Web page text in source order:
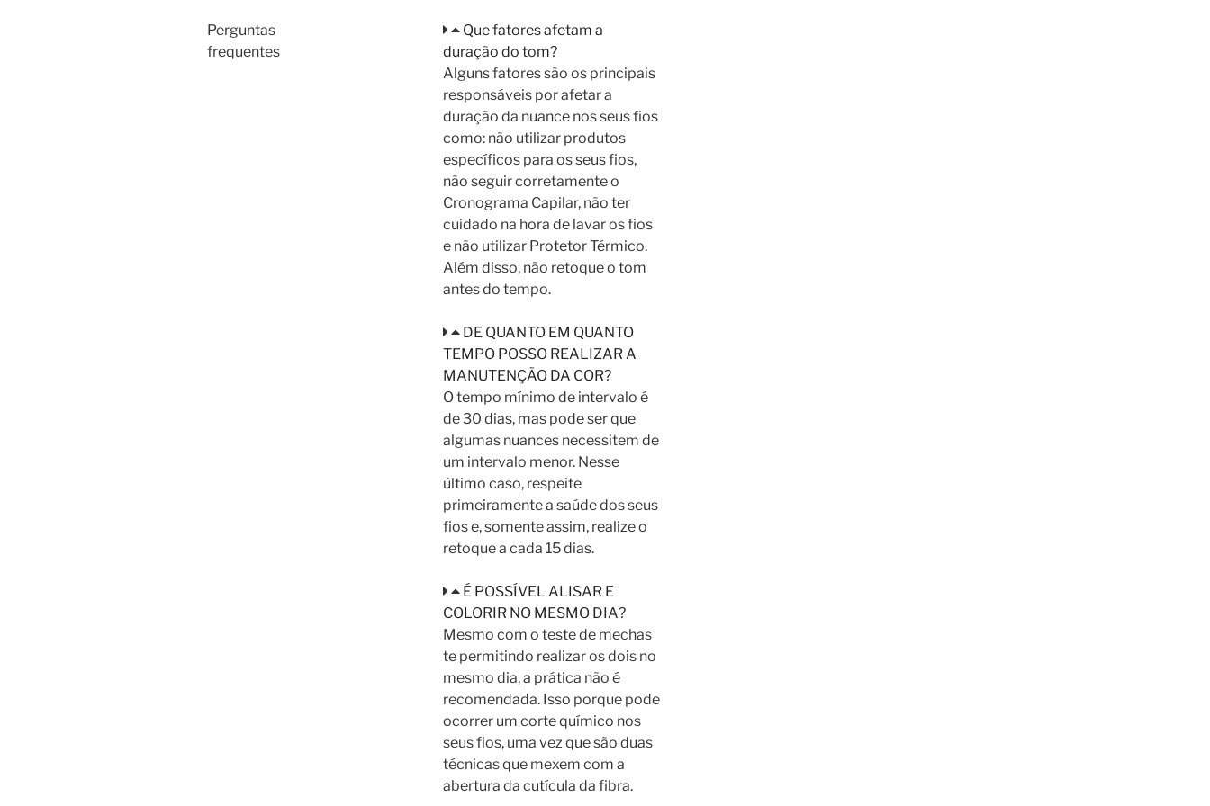
Perguntas
frequentes
Que fatores afetam a
duração do tom?
Alguns fatores são os principais
responsáveis por afetar a
duração da nuance nos seus fios
como: não utilizar produtos
específicos para os seus fios,
não seguir corretamente o
Cronograma Capilar, não ter
cuidado na hora de lavar os fios
e não utilizar Protetor Térmico.
Além disso, não retoque o tom
antes do tempo.
DE QUANTO EM QUANTO
TEMPO POSSO REALIZAR A
MANUTENÇÃO DA COR?
O tempo mínimo de intervalo é
de 30 dias, mas pode ser que
algumas nuances necessitem de
um intervalo menor. Nesse
último caso, respeite
primeiramente a saúde dos seus
fios e, somente assim, realize o
retoque a cada 15 dias.
É POSSÍVEL ALISAR E
COLORIR NO MESMO DIA?
Mesmo com o teste de mechas
te permitindo realizar os dois no
mesmo dia, a prática não é
recomendada. Isso porque pode
ocorrer um corte químico nos
seus fios, uma vez que são duas
técnicas que mexem com a
abertura da cutícula da fibra.